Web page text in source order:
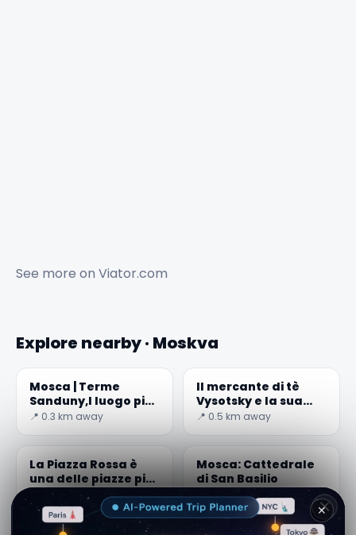
See more on Viator.com
Explore nearby · Moskva
Mosca | Terme
Sanduny,l luogo più
grandioso
📍 0.3 km away
Il mercante di tè
Vysotsky e la sua
casa su Ogorodnya
📍 0.5 km away
La Piazza Rossa è
una delle piazze più
grandi del mondo
📍 0.7 km away
Mosca: Cattedrale
di San Basilio
📍 0.8 km away
✕